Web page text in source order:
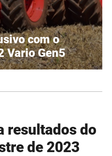
com o
Vario Gen5
resultados do
de 2023